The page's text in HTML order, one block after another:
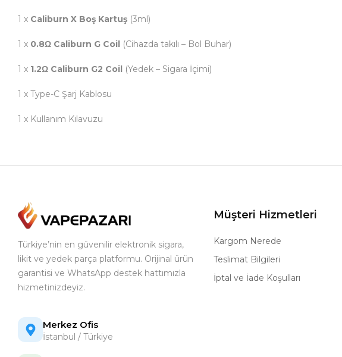
1 x Caliburn X Boş Kartuş (3ml)
1 x 0.8Ω Caliburn G Coil (Cihazda takılı – Bol Buhar)
1 x 1.2Ω Caliburn G2 Coil (Yedek – Sigara İçimi)
1 x Type-C Şarj Kablosu
1 x Kullanım Kılavuzu
Türkiye’nin en güvenilir elektronik sigara,
likit ve yedek parça platformu. Orijinal ürün
garantisi ve WhatsApp destek hattımızla
hizmetinizdeyiz.
Merkez Ofis
İstanbul / Türkiye
Müşteri Hizmetleri
Kargom Nerede
Teslimat Bilgileri
İptal ve İade Koşulları